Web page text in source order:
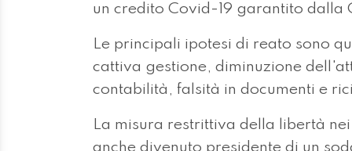
un credito Covid-19 garantito
Le principali ipotesi di reato sono
cattiva gestione, diminuzione
contabilità, falsità in documenti e
La misura restrittiva della libertà
anche divenuto presidente di un